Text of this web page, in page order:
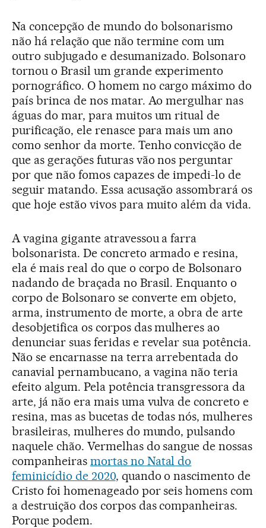
Na concepção de mundo do bolsonarismo
não há relação que não termine com um
outro subjugado e desumanizado. Bolsonaro
tornou o Brasil um grande experimento
pornográfico. O homem no cargo máximo do
país brinca de nos matar. Ao mergulhar nas
águas do mar, para muitos um ritual de
purificação, ele renasce para mais um ano
como senhor da morte. Tenho convicção de
que as gerações futuras vão nos perguntar
por que não fomos capazes de impedi-lo de
seguir matando. Essa acusação assombrará os
que hoje estão vivos para muito além da vida.
A vagina gigante atravessou a farra
bolsonarista. De concreto armado e resina,
ela é mais real do que o corpo de Bolsonaro
nadando de braçada no Brasil. Enquanto o
corpo de Bolsonaro se converte em objeto,
arma, instrumento de morte, a obra de arte
desobjetifica os corpos das mulheres ao
denunciar suas feridas e revelar sua potência.
Não se encarnasse na terra arrebentada do
canavial pernambucano, a vagina não teria
efeito algum. Pela potência transgressora da
arte, já não era mais uma vulva de concreto e
resina, mas as bucetas de todas nós, mulheres
brasileiras, mulheres do mundo, pulsando
naquele chão. Vermelhas do sangue de nossas
companheiras mortas no Natal do
feminicídio de 2020, quando o nascimento de
Cristo foi homenageado por seis homens com
a destruição dos corpos das companheiras.
Porque podem.